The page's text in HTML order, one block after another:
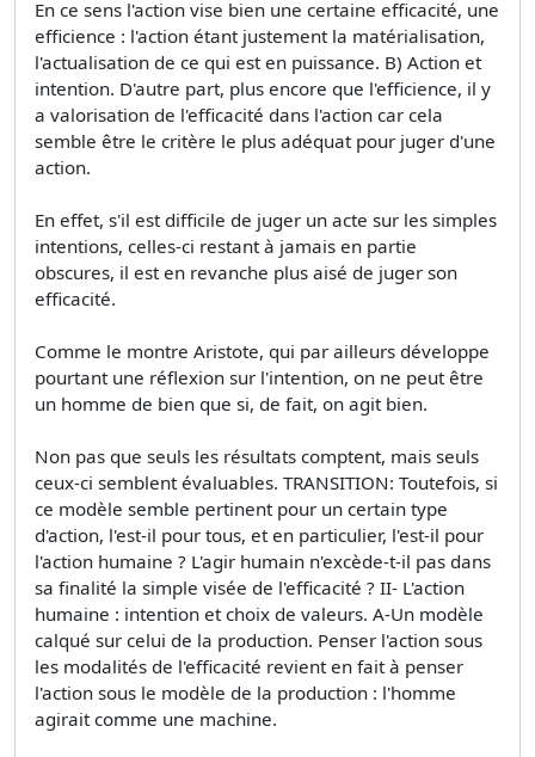
En ce sens l'action vise bien une certaine efficacité, une
efficience : l'action étant justement la matérialisation,
l'actualisation de ce qui est en puissance. B) Action et
intention. D'autre part, plus encore que l'efficience, il y
a valorisation de l'efficacité dans l'action car cela
semble être le critère le plus adéquat pour juger d'une
action.
En effet, s'il est difficile de juger un acte sur les simples
intentions, celles-ci restant à jamais en partie
obscures, il est en revanche plus aisé de juger son
efficacité.
Comme le montre Aristote, qui par ailleurs développe
pourtant une réflexion sur l'intention, on ne peut être
un homme de bien que si, de fait, on agit bien.
Non pas que seuls les résultats comptent, mais seuls
ceux-ci semblent évaluables. TRANSITION: Toutefois, si
ce modèle semble pertinent pour un certain type
d'action, l'est-il pour tous, et en particulier, l'est-il pour
l'action humaine ? L'agir humain n'excède-t-il pas dans
sa finalité la simple visée de l'efficacité ? II- L'action
humaine : intention et choix de valeurs. A-Un modèle
calqué sur celui de la production. Penser l'action sous
les modalités de l'efficacité revient en fait à penser
l'action sous le modèle de la production : l'homme
agirait comme une machine.